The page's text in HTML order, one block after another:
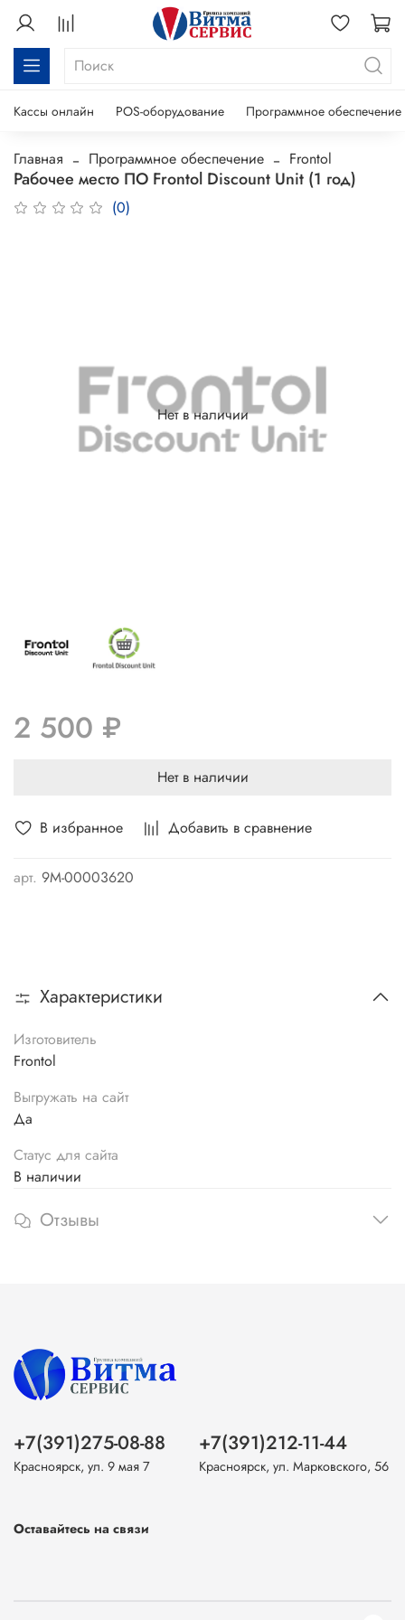
Кассы онлайн POS-оборудование Программное обеспечение
Главная Программное обеспечение Frontol
Рабочее место ПО Frontol Discount Unit (1 год)
(0)
В избранное Добавить в сравнение
арт. 9М-00003620
Нет в наличии
2 500 ₽
Нет в наличии
Характеристики
Изготовитель
Frontol
Выгружать на сайт
Да
Статус для сайта
В наличии
Отзывы
+7(391)275-08-88
Красноярск, ул. 9 мая 7
+7(391)212-11-44
Красноярск, ул. Марковского, 56
Оставайтесь на связи